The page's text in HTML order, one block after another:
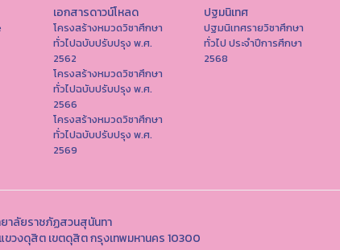
เอกสารดาวน์โหลด
โครงสร้างหมวดวิชาศึกษา
ทั่วไปฉบับปรับปรุง พ.ศ.
2562
โครงสร้างหมวดวิชาศึกษา
ทั่วไปฉบับปรับปรุง พ.ศ.
2566
โครงสร้างหมวดวิชาศึกษา
ทั่วไปฉบับปรับปรุง พ.ศ.
2569
ปฐมนิเทศ
ปฐมนิเทศรายวิชาศึกษา
ทั่วไป ประจำปีการศึกษา
2568
าลัยราชภัฏสวนสุนันทา
ขวงดุสิต เขตดุสิต กรุงเทพมหานคร 10300